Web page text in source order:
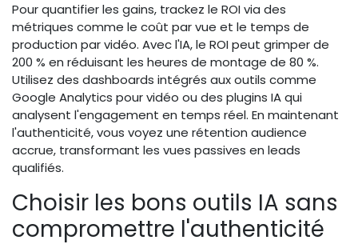
Pour quantifier les gains, trackez le ROI via des
métriques comme le coût par vue et le temps de
production par vidéo. Avec l'IA, le ROI peut grimper de
200 % en réduisant les heures de montage de 80 %.
Utilisez des dashboards intégrés aux outils comme
Google Analytics pour vidéo ou des plugins IA qui
analysent l'engagement en temps réel. En maintenant
l'authenticité, vous voyez une rétention audience
accrue, transformant les vues passives en leads
qualifiés.
Choisir les bons outils IA sans
compromettre l'authenticité